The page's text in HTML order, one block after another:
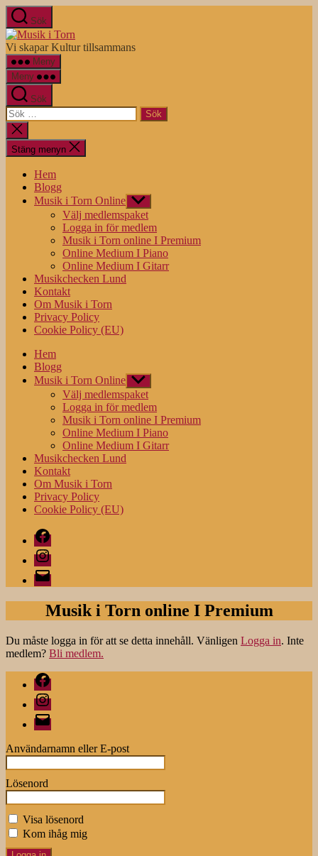
Hoppa
till
innehåll
Sök
i
Vi skapar Kultur tillsammans
Meny
Meny
Sök
Sök
efter:
Stäng
sökningen
Stäng menyn
Hem
Blogg
Musik i Torn Online Visa
undermeny
Välj medlemspaket
Logga in för medlem
Musik i Torn online I Premium
Online Medium I Piano
Online Medium I Gitarr
Musikchecken Lund
Kontakt
Om Musik i Torn
Privacy Policy
Cookie Policy (EU)
Hem
Blogg
Musik i Torn Online Visa
undermeny
Välj medlemspaket
Logga in för medlem
Musik i Torn online I Premium
Online Medium I Piano
Online Medium I Gitarr
Musikchecken Lund
Kontakt
Om Musik i Torn
Privacy Policy
Cookie Policy (EU)
Facebook
Instagram
E-
post
Musik i Torn online I Premium
Du måste logga in för att se detta innehåll. Vänligen Logga in. Inte
medlem? Bli medlem.
Facebook
Instagram
E-
post
Användarnamn eller E-post
Lösenord
Visa lösenord
Kom ihåg mig